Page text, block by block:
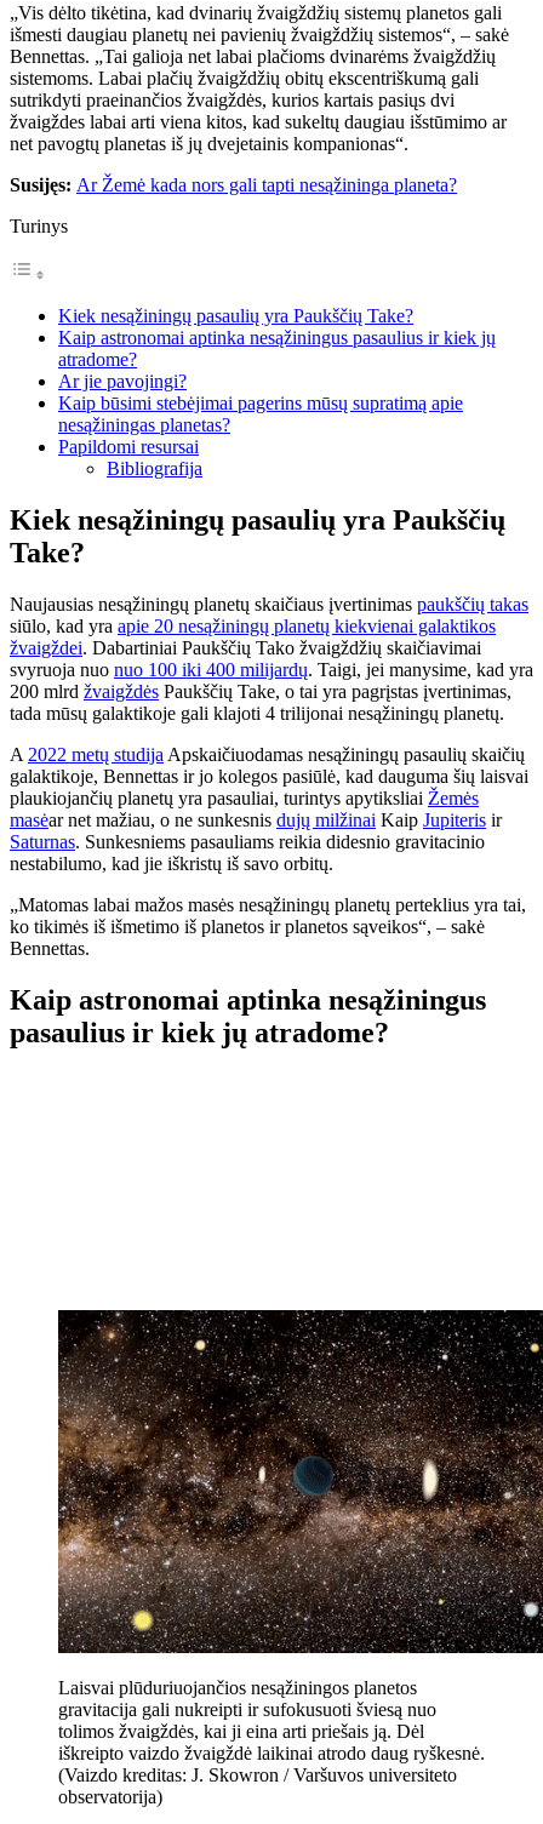
„Vis dėlto tikėtina, kad dvinarių žvaigždžių sistemų planetos gali
išmesti daugiau planetų nei pavienių žvaigždžių sistemos“, – sakė
Bennettas. „Tai galioja net labai plačioms dvinarėms žvaigždžių
sistemoms. Labai plačių žvaigždžių obitų ekscentriškumą gali
sutrikdyti praeinančios žvaigždės, kurios kartais pasiųs dvi
žvaigždes labai arti viena kitos, kad sukeltų daugiau išstūmimo ar
net pavogtų planetas iš jų dvejetainis kompanionas“.
Susijęs: Ar Žemė kada nors gali tapti nesąžininga planeta?
Turinys
Kiek nesąžiningų pasaulių yra Paukščių Take?
Kaip astronomai aptinka nesąžiningus pasaulius ir kiek jų
atradome?
Ar jie pavojingi?
Kaip būsimi stebėjimai pagerins mūsų supratimą apie
nesąžiningas planetas?
Papildomi resursai
Bibliografija
Kiek nesąžiningų pasaulių yra Paukščių
Take?
Naujausias nesąžiningų planetų skaičiaus įvertinimas paukščių takas
siūlo, kad yra apie 20 nesąžiningų planetų kiekvienai galaktikos
žvaigždei. Dabartiniai Paukščių Tako žvaigždžių skaičiavimai
svyruoja nuo nuo 100 iki 400 milijardų. Taigi, jei manysime, kad yra
200 mlrd žvaigždės Paukščių Take, o tai yra pagrįstas įvertinimas,
tada mūsų galaktikoje gali klajoti 4 trilijonai nesąžiningų planetų.
A 2022 metų studija Apskaičiuodamas nesąžiningų pasaulių skaičių
galaktikoje, Bennettas ir jo kolegos pasiūlė, kad dauguma šių laisvai
plaukiojančių planetų yra pasauliai, turintys apytiksliai Žemės
masėar net mažiau, o ne sunkesnis dujų milžinai Kaip Jupiteris ir
Saturnas. Sunkesniems pasauliams reikia didesnio gravitacinio
nestabilumo, kad jie iškristų iš savo orbitų.
„Matomas labai mažos masės nesąžiningų planetų perteklius yra tai,
ko tikimės iš išmetimo iš planetos ir planetos sąveikos“, – sakė
Bennettas.
Kaip astronomai aptinka nesąžiningus
pasaulius ir kiek jų atradome?
Laisvai plūduriuojančios nesąžiningos planetos
gravitacija gali nukreipti ir sufokusuoti šviesą nuo
tolimos žvaigždės, kai ji eina arti priešais ją. Dėl
iškreipto vaizdo žvaigždė laikinai atrodo daug ryškesnė.
(Vaizdo kreditas: J. Skowron / Varšuvos universiteto
observatorija)